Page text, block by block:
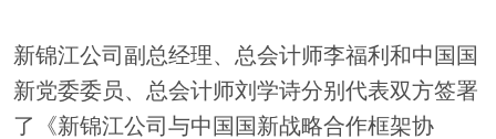
新锦江公司副总经理、总会计师李福利和中国国
新党委委员、总会计师刘学诗分别代表双方签署
了《新锦江公司与中国国新战略合作框架协